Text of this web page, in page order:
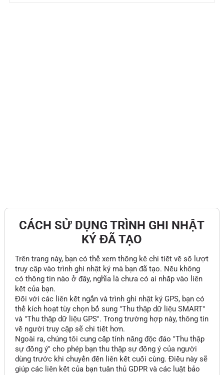
CÁCH SỬ DỤNG TRÌNH GHI NHẬT
KÝ ĐÃ TẠO
Trên trang này, bạn có thể xem thống kê chi tiết về số lượt
truy cập vào trình ghi nhật ký mà bạn đã tạo. Nếu không
có thông tin nào ở đây, nghĩa là chưa có ai nhấp vào liên
kết của bạn.
Đối với các liên kết ngắn và trình ghi nhật ký GPS, bạn có
thể kích hoạt tùy chọn bổ sung "Thu thập dữ liệu SMART"
và "Thu thập dữ liệu GPS". Trong trường hợp này, thông tin
về người truy cập sẽ chi tiết hơn.
Ngoài ra, chúng tôi cung cấp tính năng độc đáo "Thu thập
sự đồng ý" cho phép bạn thu thập sự đồng ý của người
dùng trước khi chuyển đến liên kết cuối cùng. Điều này sẽ
giúp các liên kết của bạn tuân thủ GDPR và các luật bảo